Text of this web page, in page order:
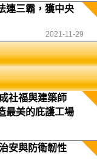
連三霸，獲中央
2021-11-29
社福與建築師
最美的庇護工場
安與防衛韌性